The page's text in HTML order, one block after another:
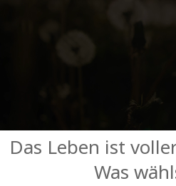
Regionen
Das Leben ist
Was